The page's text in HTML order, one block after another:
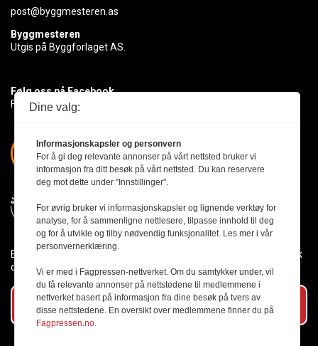
post@byggmesteren.as
Byggmesteren
Utgis på Byggforlaget AS.
Følg oss på Facebook
Få med deg det siste innen byggebransjen
Byggmesteren følger Vær Varsom-plakaten og presseetikken slik
den er nedfelt i Redaktørplakaten.
Abonner på vårt nyhetsbrev
Dine valg:
Informasjonskapsler og personvern
For å gi deg relevante annonser på vårt nettsted bruker vi
informasjon fra ditt besøk på vårt nettsted. Du kan reservere
deg mot dette under "Innstillinger".
For øvrig bruker vi informasjonskapsler og lignende verktøy for
analyse, for å sammenligne nettlesere, tilpasse innhold til deg
og for å utvikle og tilby nødvendig funksjonalitet. Les mer i vår
personvernerklæring.
Vi er med i Fagpressen-nettverket. Om du samtykker under, vil
du få relevante annonser på nettstedene til medlemmene i
nettverket basert på informasjon fra dine besøk på tvers av
disse nettstedene. En oversikt over medlemmene finner du på
Fagpressen.no.